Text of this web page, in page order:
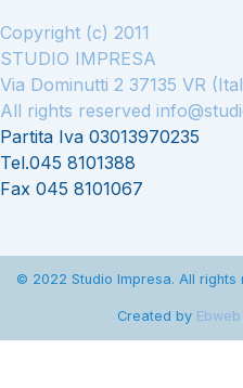
Copyright (c) 2011
STUDIO IMPRESA
Via Dominutti 2 37135 VR
All rights reserved
Partita Iva 03013970235
Tel.045 8101388
Fax 045 8101067
© 2022 Studio Impresa. All rights
Created by Ebweb